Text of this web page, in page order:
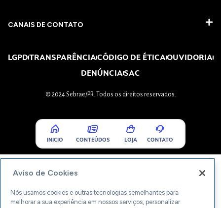
CANAIS DE CONTATO
LGPDTRANSPARÊNCIACÓDIGO DE ÉTICAOUVIDORIA
DENÚNCIASAC
© 2024 Sebrae/PR. Todos os direitos reservados.
INICIO CONTEÚDOS LOJA CONTATO
Aviso de Cookies
Nós usamos cookies e outras tecnologias semelhantes para
melhorar a sua experiência em nossos serviços, personalizar